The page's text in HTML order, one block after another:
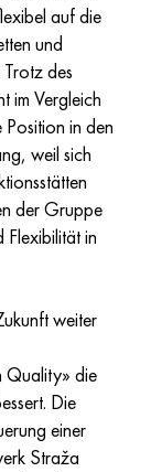
auf die
und
des
im Vergleich
in den
weil sich
der Gruppe
Flexibilität in
weiter
Quality» die
Die
einer
Straža